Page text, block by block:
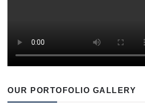
OUR PORTOFOLIO GALLERY